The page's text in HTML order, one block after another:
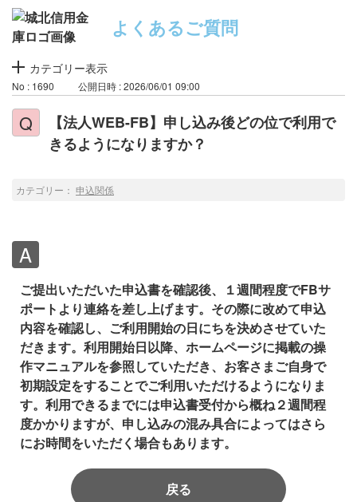
よくあるご質問
カテゴリー表示
No : 1690 公開日時 : 2026/06/01 09:00
【法人WEB-FB】申し込み後どの位で利用で
きるようになりますか？
カテゴリー： 申込関係
ご提出いただいた申込書を確認後、１週間程度でFBサ
ポートより連絡を差し上げます。その際に改めて申込
内容を確認し、ご利用開始の日にちを決めさせていた
だきます。利用開始日以降、ホームページに掲載の操
作マニュアルを参照していただき、お客さまご自身で
初期設定をすることでご利用いただけるようになりま
す。利用できるまでには申込書受付から概ね２週間程
度かかりますが、申し込みの混み具合によってはさら
にお時間をいただく場合もあります。
戻る